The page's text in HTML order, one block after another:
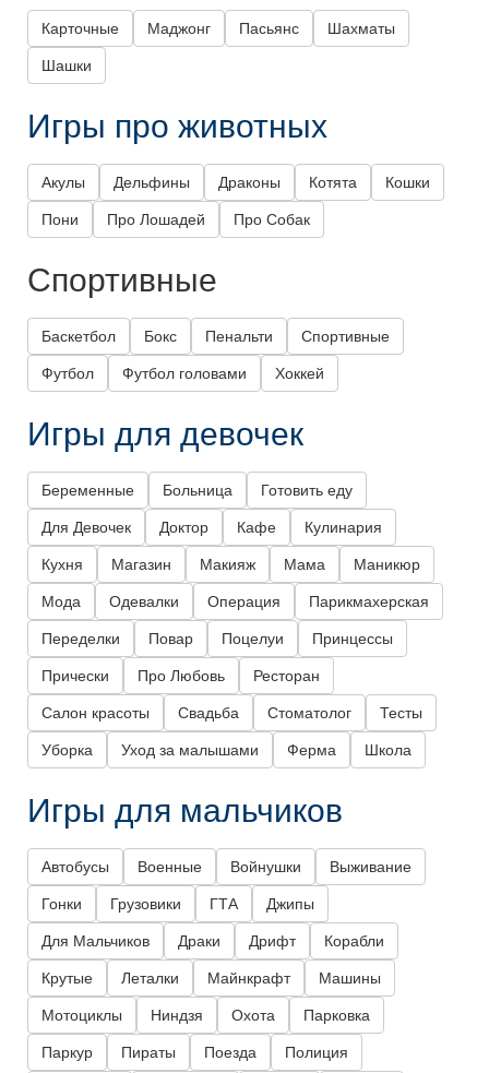
Карточные Маджонг Пасьянс Шахматы
Шашки
Игры про животных
Акулы Дельфины Драконы Котята Кошки
Пони Про Лошадей Про Собак
Спортивные
Баскетбол Бокс Пенальти Спортивные
Футбол Футбол головами Хоккей
Игры для девочек
Беременные Больница Готовить еду
Для Девочек Доктор Кафе Кулинария
Кухня Магазин Макияж Мама Маникюр
Мода Одевалки Операция Парикмахерская
Переделки Повар Поцелуи Принцессы
Прически Про Любовь Ресторан
Салон красоты Свадьба Стоматолог Тесты
Уборка Уход за малышами Ферма Школа
Игры для мальчиков
Автобусы Военные Войнушки Выживание
Гонки Грузовики ГТА Джипы
Для Мальчиков Драки Дрифт Корабли
Крутые Леталки Майнкрафт Машины
Мотоциклы Ниндзя Охота Парковка
Паркур Пираты Поезда Полиция